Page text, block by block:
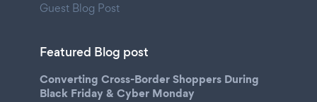
Guest Blog Post
Featured Blog post
Converting Cross-Border Shoppers During
Black Friday & Cyber Monday